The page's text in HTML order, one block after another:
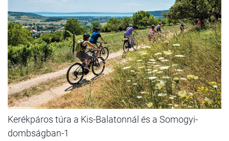
Kerékpáros túra a Kis-Balatonnál és a Somogyi-
dombságban-1